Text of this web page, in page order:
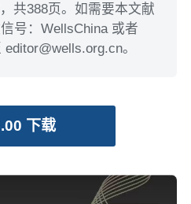
共388页。如需要本文献
号：WellsChina 或者
。
下载